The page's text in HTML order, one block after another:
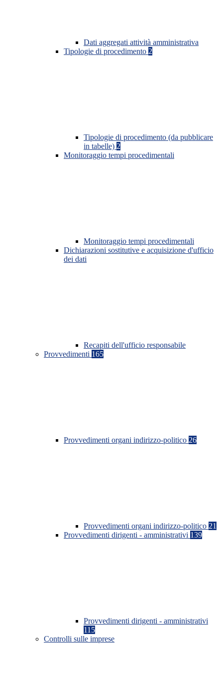
Dati aggregati attività amministrativa
Tipologie di procedimento 2
Tipologie di procedimento (da pubblicare
in tabelle) 2
Monitoraggio tempi procedimentali
Monitoraggio tempi procedimentali
Dichiarazioni sostitutive e acquisizione d'ufficio
dei dati
Recapiti dell'ufficio responsabile
Provvedimenti 165
Provvedimenti organi indirizzo-politico 26
Provvedimenti organi indirizzo-politico 21
Provvedimenti dirigenti - amministrativi 139
Provvedimenti dirigenti - amministrativi
115
Controlli sulle imprese